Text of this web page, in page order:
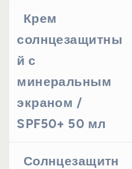
Крем
солнцезащитны
й с
минеральным
экраном /
SPF50+ 50 мл
Солнцезащитн